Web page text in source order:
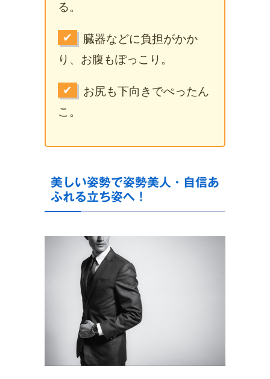
る。
✔
臓器などに負担がかか
り、お腹もぽっこり。
✔
お尻も下向きでぺったん
こ。
美しい姿勢で姿勢美人・自信あ
ふれる立ち姿へ！